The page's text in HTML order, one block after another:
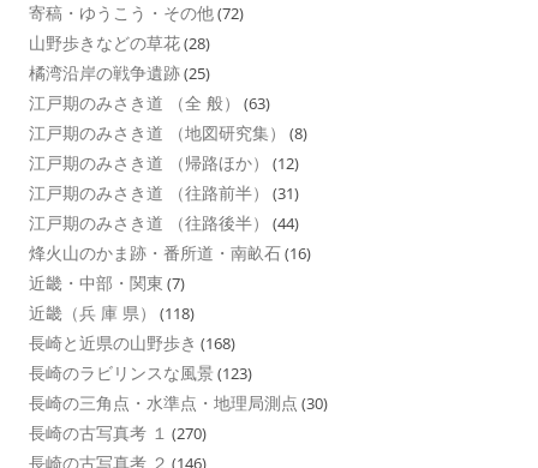
寄稿・ゆうこう・その他(72)
山野歩きなどの草花(28)
橘湾沿岸の戦争遺跡(25)
江戸期のみさき道 （全 般） (63)
江戸期のみさき道 （地図研究集） (8)
江戸期のみさき道 （帰路ほか） (12)
江戸期のみさき道 （往路前半） (31)
江戸期のみさき道 （往路後半） (44)
烽火山のかま跡・番所道・南畝石(16)
近畿・中部・関東 (7)
近畿（兵 庫 県） (118)
長崎と近県の山野歩き (168)
長崎のラビリンスな風景 (123)
長崎の三角点・水準点・地理局測点 (30)
長崎の古写真考 １ (270)
長崎の古写真考 ２ (146)